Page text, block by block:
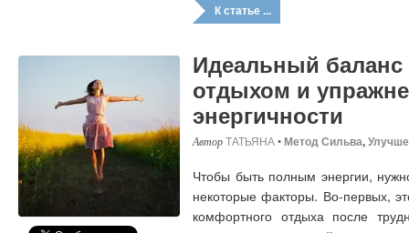
К статье ...
Идеальный
отдыхом и
энергичности
ТАТЬЯНА•Метод Сильва,
Чтобы быть полным энергии,
некоторые факторы. Во-первых,
комфортного отдыха после